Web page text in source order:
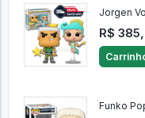
Jorgen
R$
Funko